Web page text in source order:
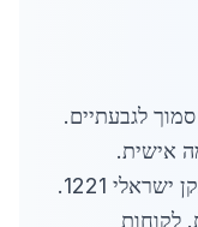
לגבעתיים.
אישית.
בדיקות איכות שוטפות עומדות בתקן ישראלי 1221.
לקוחות